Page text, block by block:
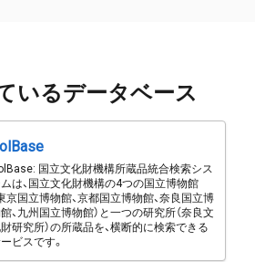
いるデータベース
国立文化財機構所蔵品統合検索シス
は、国立文化財機構の4つの国立博物館
東京国立博物館、京都国立博物館、奈良国立博
、九州国立博物館）と一つの研究所（奈良文
研究所）の所蔵品を、横断的に検索できる
ビスです。